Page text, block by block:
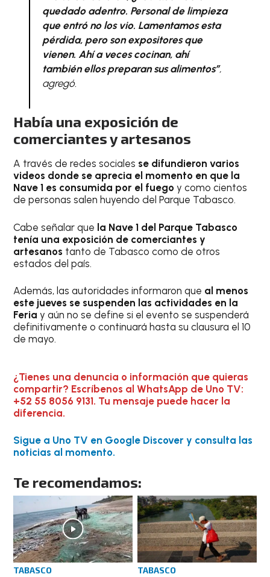
quedado adentro. Personal de limpieza
que entró no los vio. Lamentamos esta
pérdida, pero son expositores que
vienen. Ahí a veces cocinan, ahí
también ellos preparan sus alimentos”,
agregó.
Había una exposición de
comerciantes y artesanos
A través de redes sociales se difundieron varios
videos donde se aprecia el momento en que la
Nave 1 es consumida por el fuego y como cientos
de personas salen huyendo del Parque Tabasco.
Cabe señalar que la Nave 1 del Parque Tabasco
tenía una exposición de comerciantes y
artesanos tanto de Tabasco como de otros
estados del país.
Además, las autoridades informaron que al menos
este jueves se suspenden las actividades en la
Feria y aún no se define si el evento se suspenderá
definitivamente o continuará hasta su clausura el 10
de mayo.
¿Tienes una denuncia o información que quieras
compartir? Escríbenos al WhatsApp de Uno TV:
+52 55 8056 9131. Tu mensaje puede hacer la
diferencia.
Sigue a Uno TV en Google Discover y consulta las
noticias al momento.
Te recomendamos:
TABASCO
TABASCO